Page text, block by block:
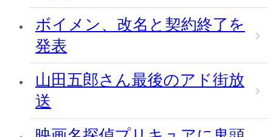
ボイメン、改名と契約終了を
発表
山田五郎さん最後のアド街放
送